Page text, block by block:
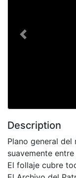
Previous
Description
Plano general del
suavemente
El follaje cubre